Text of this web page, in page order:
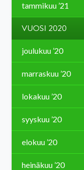
tammikuu ’21
VUOSI 2020
joulukuu ’20
marraskuu ’20
lokakuu ’20
syyskuu ’20
elokuu ’20
heinäkuu ’20